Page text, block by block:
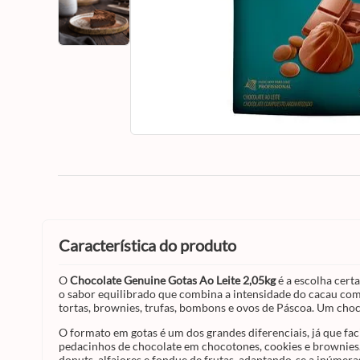
característica do produto
OChocolate Genuine Gotas Ao Leite 2,05kgé a escolha
o sabor equilibrado que combina a intensidade do cacau
tortas, brownies, trufas, bombons e ovos de Páscoa. Um
O formato em gotas é um dos grandes diferenciais, já que
pedacinhos de chocolate em chocotones, cookies e